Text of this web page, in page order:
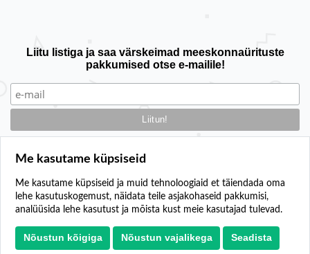
Liitu listiga ja saa värskeimad meeskonnaürituste
pakkumised otse e-mailile!
Kontakt
Lisa oma üritus
Privaatsuspoliitika
Küpsiste seaded
Me kasutame küpsiseid
Me kasutame küpsiseid ja muid tehnoloogiaid et täiendada oma
lehe kasutuskogemust, näidata teile asjakohaseid pakkumisi,
analüüsida lehe kasutust ja mõista kust meie kasutajad tulevad.
Nõustun kõigiga Nõustun vajalikega Seadista